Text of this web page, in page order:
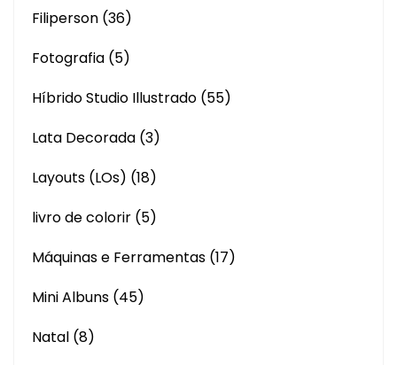
Filiperson (36)
Fotografia (5)
Híbrido Studio Illustrado (55)
Lata Decorada (3)
Layouts (LOs) (18)
livro de colorir (5)
Máquinas e Ferramentas (17)
Mini Albuns (45)
Natal (8)